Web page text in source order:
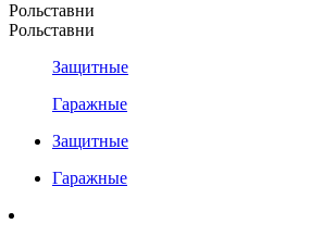
Рольставни
Рольставни
Защитные
Гаражные
Защитные
Гаражные